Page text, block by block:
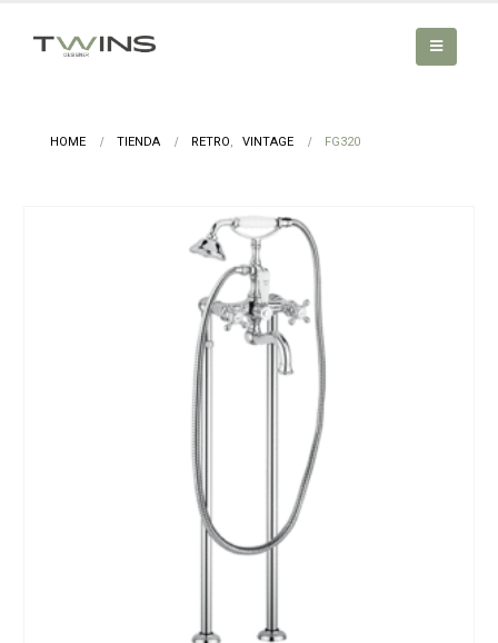
HOME TIENDA RETRO, VINTAGE FG320